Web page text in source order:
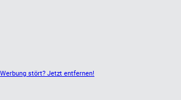
Werbung stört? Jetzt entfernen!